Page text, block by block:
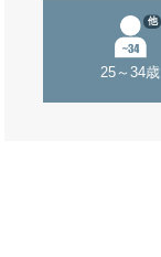
25～34歳
他